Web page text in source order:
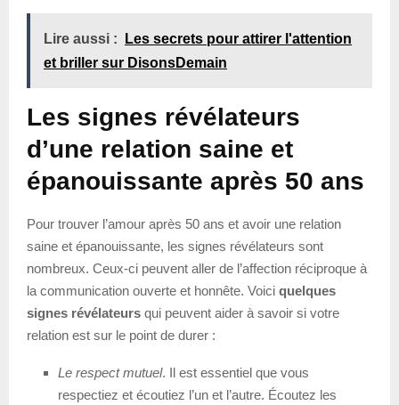
Lire aussi :
Les secrets pour attirer l'attention
et briller sur DisonsDemain
Les signes révélateurs
d’une relation saine et
épanouissante après 50 ans
Pour trouver l’amour après 50 ans et avoir une relation
saine et épanouissante, les signes révélateurs sont
nombreux. Ceux-ci peuvent aller de l’affection réciproque à
la communication ouverte et honnête. Voici quelques
signes révélateurs qui peuvent aider à savoir si votre
relation est sur le point de durer :
Le respect mutuel. Il est essentiel que vous
respectiez et écoutiez l’un et l’autre. Écoutez les